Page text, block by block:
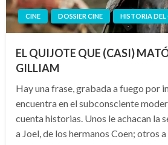
CINE DOSSIER CINE HISTORIA DEL
EL QUIJOTE QUE (CASI)
GILLIAM
Hay una frase, grabada a fuego por
encuentra en el subconsciente
cuenta historias. Unos le achacan la
a Joel, de los hermanos Coen; otros